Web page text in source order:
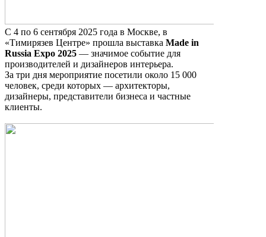
С 4 по 6 сентября 2025 года в Москве, в
«Тимирязев Центре» прошла выставка Made in
Russia Expo 2025 — значимое событие для
производителей и дизайнеров интерьера.
За три дня мероприятие посетили около 15 000
человек, среди которых — архитекторы,
дизайнеры, представители бизнеса и частные
клиенты.